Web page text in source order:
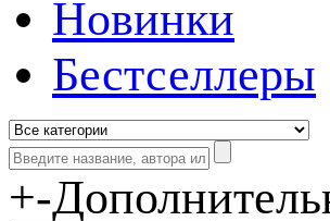
Новинки
Бестселлеры
+-